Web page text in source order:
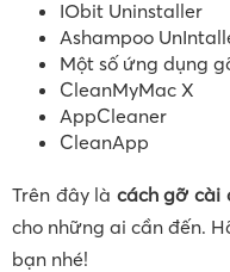
IObit Uninstaller
Ashampoo
Một số ứng dụng
CleanMyMac X
AppCleaner
CleanApp
Trên đây là cách gỡ cài
cho những ai cần đến.
bạn nhé!